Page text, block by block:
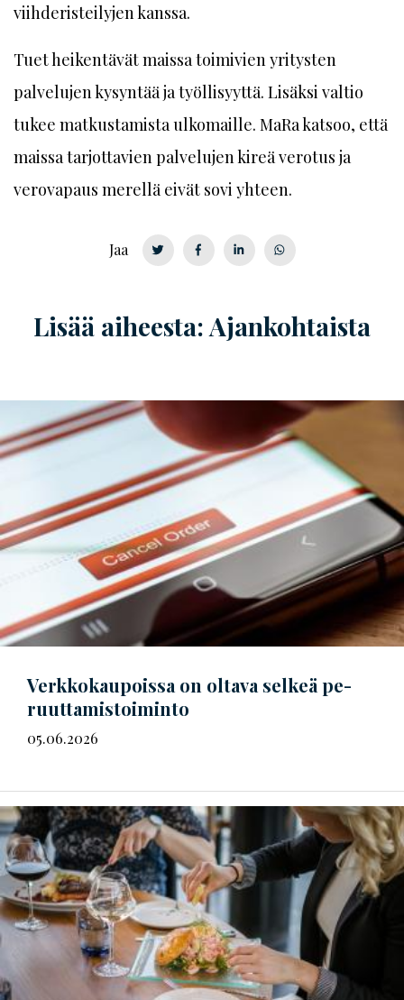
viihderisteilyjen kanssa.
Tuet heikentävät maissa toimivien yritysten
palvelujen kysyntää ja työllisyyttä. Lisäksi valtio
tukee matkustamista ulkomaille. MaRa katsoo, että
maissa tarjottavien palvelujen kireä verotus ja
verovapaus merellä eivät sovi yhteen.
Jaa
Lisää aiheesta: Ajankohtaista
Verkkokaupoissa on oltava selkeä pe­
ruut­ta­mis­toi­min­to
05.06.2026